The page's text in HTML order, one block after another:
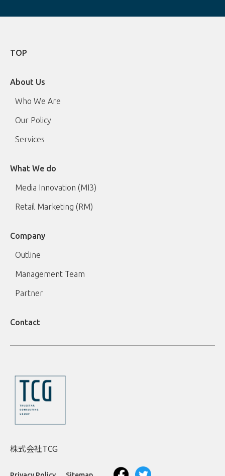
TOP
About Us
Who We Are
Our Policy
Services
What We do
Media Innovation (MI3)
Retail Marketing (RM)
Company
Outline
Management Team
Partner
Contact
株式会社TCG